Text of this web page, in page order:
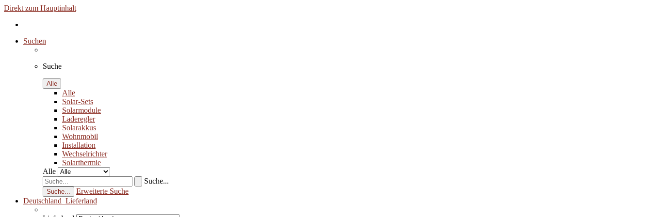
Direkt zum Hauptinhalt
Suchen
Suche
Alle
Alle
Solar-Sets
Solarmodule
Laderegler
Solarakkus
Wohnmobil
Installation
Wechselrichter
Solarthermie
Alle
Suche...
Suche...
Erweiterte Suche
Deutschland Lieferland